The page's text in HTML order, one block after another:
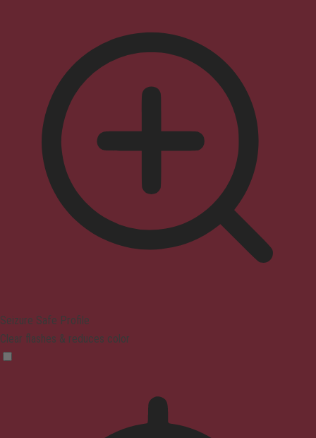
Seizure Safe Profile
Clear flashes & reduces color